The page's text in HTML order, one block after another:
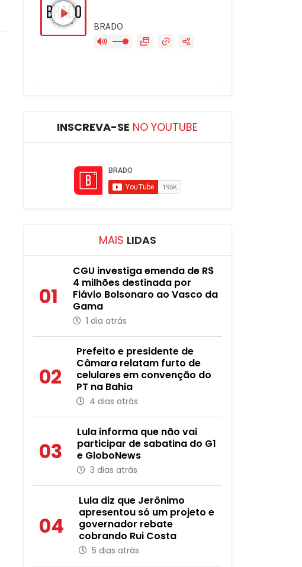
INSCREVA-SE NO YOUTUBE
MAIS LIDAS
01
CGU investiga emenda de R$
4 milhões destinada por
Flávio Bolsonaro ao Vasco da
Gama
1 dia atrás
02
Prefeito e presidente de
Câmara relatam furto de
celulares em convenção do
PT na Bahia
4 dias atrás
03
Lula informa que não vai
participar de sabatina do G1
e GloboNews
3 dias atrás
04
Lula diz que Jerônimo
apresentou só um projeto e
governador rebate
cobrando Rui Costa
5 dias atrás